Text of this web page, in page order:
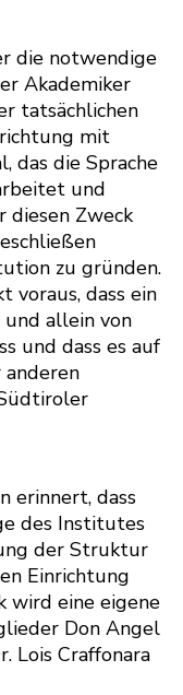
die notwendige
Akademiker
tatsächlichen
mit
das die Sprache
und
diesen Zweck
zu gründen.
voraus, dass ein
allein von
und dass es auf
erinnert, dass
des Institutes
der Struktur
Einrichtung
wird eine eigene
Don Angel
Lois Craffonara